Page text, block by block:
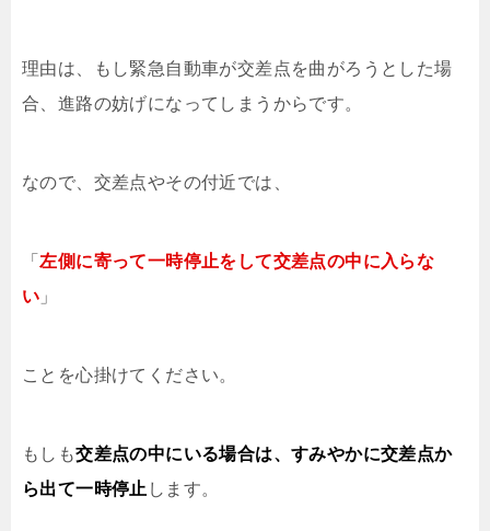
理由は、もし緊急自動車が交差点を曲がろうとした場
合、進路の妨げになってしまうからです。
なので、交差点やその付近では、
「左側に寄って一時停止をして交差点の中に入らな
い 」
ことを心掛けてください。
もしも交差点の中にいる場合は、すみやかに交差点か
ら出て一時停止 します。